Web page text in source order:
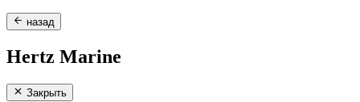
назад
Hertz Marine
Закрыть